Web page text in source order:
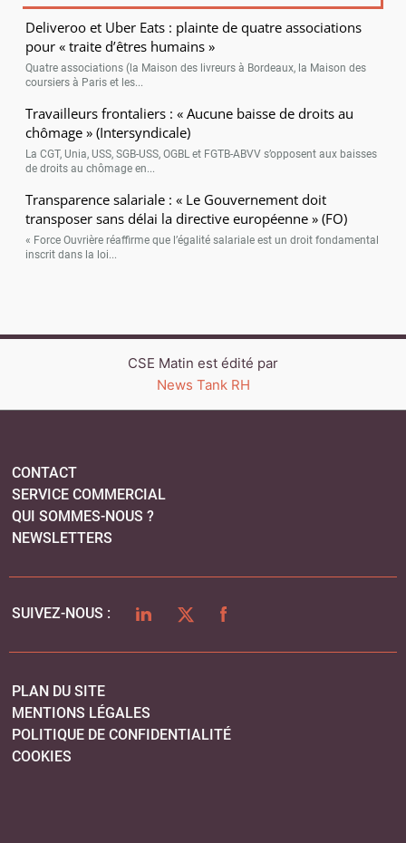
Deliveroo et Uber Eats : plainte de quatre associations
pour « traite d’êtres humains »
Quatre associations (la Maison des livreurs à Bordeaux, la Maison des
coursiers à Paris et les...
Travailleurs frontaliers : « Aucune baisse de droits au
chômage » (Intersyndicale)
La CGT, Unia, USS, SGB-USS, OGBL et FGTB-ABVV s’opposent aux baisses
de droits au chômage en...
Transparence salariale : « Le Gouvernement doit
transposer sans délai la directive européenne » (FO)
« Force Ouvrière réaffirme que l’égalité salariale est un droit fondamental
inscrit dans la loi...
CSE Matin est édité par
News Tank RH
CONTACT
SERVICE COMMERCIAL
QUI SOMMES-NOUS ?
NEWSLETTERS
SUIVEZ-NOUS : LINKEDINTWITTERFACEBOOK
PLAN DU SITE
MENTIONS LÉGALES
POLITIQUE DE CONFIDENTIALITÉ
COOKIES